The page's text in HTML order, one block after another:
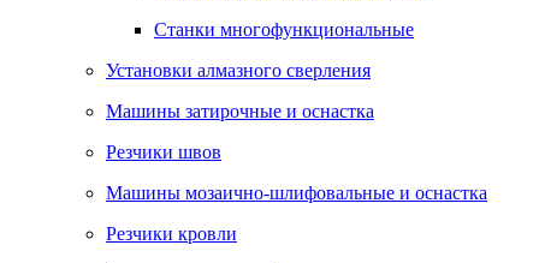
Станки многофункциональные
Установки алмазного сверления
Машины затирочные и оснастка
Резчики швов
Машины мозаично-шлифовальные и оснастка
Резчики кровли